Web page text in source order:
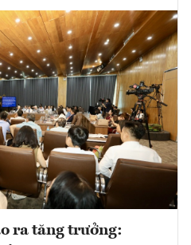
ra tăng trưởng: